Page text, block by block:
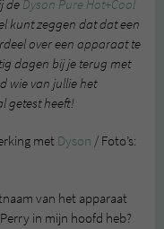
de Dyson Pure Hot+Cool
kunt zeggen dat dat een
over een apparaat te
dagen bij je terug met
wie van jullie het
getest heeft!
met Dyson / Foto’s:
van het apparaat
in mijn hoofd heb?